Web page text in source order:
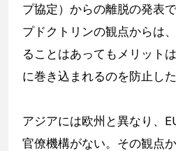
プ協定）からの離脱の発表
プドクトリンの観点からは
ることはあってもメリット
に巻き込まれるのを防止した
アジアには欧州と異なり、
官僚機構がない。その観点